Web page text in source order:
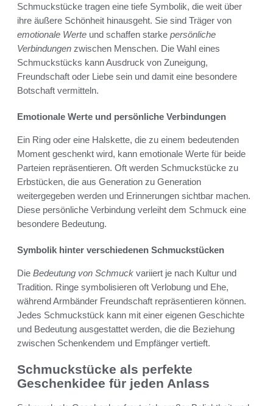
Schmuckstücke tragen eine tiefe Symbolik, die weit über
ihre äußere Schönheit hinausgeht. Sie sind Träger von
emotionale Werte und schaffen starke persönliche
Verbindungen zwischen Menschen. Die Wahl eines
Schmuckstücks kann Ausdruck von Zuneigung,
Freundschaft oder Liebe sein und damit eine besondere
Botschaft vermitteln.
Emotionale Werte und persönliche Verbindungen
Ein Ring oder eine Halskette, die zu einem bedeutenden
Moment geschenkt wird, kann emotionale Werte für beide
Parteien repräsentieren. Oft werden Schmuckstücke zu
Erbstücken, die aus Generation zu Generation
weitergegeben werden und Erinnerungen sichtbar machen.
Diese persönliche Verbindung verleiht dem Schmuck eine
besondere Bedeutung.
Symbolik hinter verschiedenen Schmuckstücken
Die Bedeutung von Schmuck variiert je nach Kultur und
Tradition. Ringe symbolisieren oft Verlobung und Ehe,
während Armbänder Freundschaft repräsentieren können.
Jedes Schmuckstück kann mit einer eigenen Geschichte
und Bedeutung ausgestattet werden, die die Beziehung
zwischen Schenkendem und Empfänger vertieft.
Schmuckstücke als perfekte
Geschenkidee für jeden Anlass